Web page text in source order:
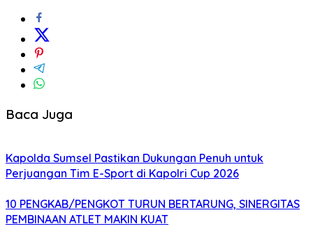
Baca Juga
Kapolda Sumsel Pastikan Dukungan Penuh untuk
Perjuangan Tim E-Sport di Kapolri Cup 2026
10 PENGKAB/PENGKOT TURUN BERTARUNG, SINERGITAS
PEMBINAAN ATLET MAKIN KUAT